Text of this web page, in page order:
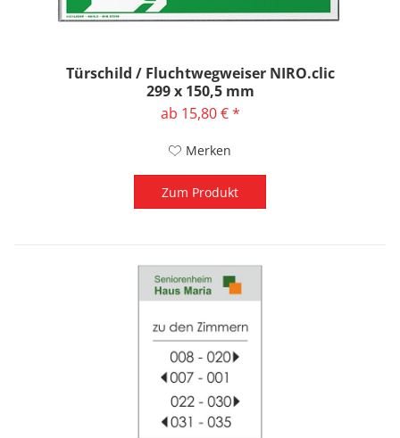
Türschild / Fluchtwegweiser NIRO.clic
299 x 150,5 mm
ab 15,80 € *
Merken
Zum Produkt